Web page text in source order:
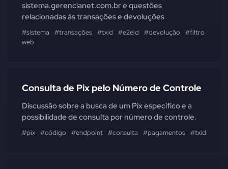
sistema.gerencianet.com.br e questões
relacionadas às transações e devoluções
#sistema #transações #txid #e2eid #devolução #filtro
web
Consulta de Pix pelo Número de Controle
Discussão sobre a busca de um Pix específico e a
possibilidade de consulta por número de controle.
#pix #código #endpoint #consulta #pagamentos #txid